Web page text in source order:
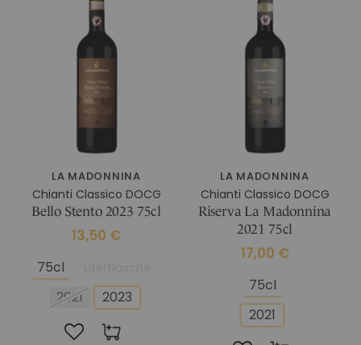
SANTAVENERE
Nobile Di
Montepulciano
ALLE PRODUKTE
MUSKATELLER UND
SCHAUMWEINE
ALLE PRODUKTE
ACCESSOIRES
IN MONTEPULCIANO
Weingut Santavenere
WEINGUT LA GATTA
WEINGUT LA MADONNINA
WEINGUT SANTAVENERE
DATENSCHUTZ
COOKIE-RICHTLINIE
LA MADONNINA
Chianti Classico DOCG
Bello Stento 2023 75cl
13,50 €
75cl
2021 2023
LA MADONNINA
Chianti Classico DOCG
Riserva La Madonnina
2021 75cl
17,00 €
75cl
2021